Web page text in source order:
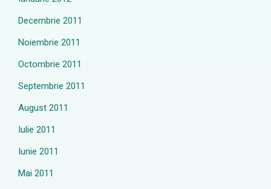
Decembrie 2011
Noiembrie 2011
Octombrie 2011
Septembrie 2011
August 2011
Iulie 2011
Iunie 2011
Mai 2011